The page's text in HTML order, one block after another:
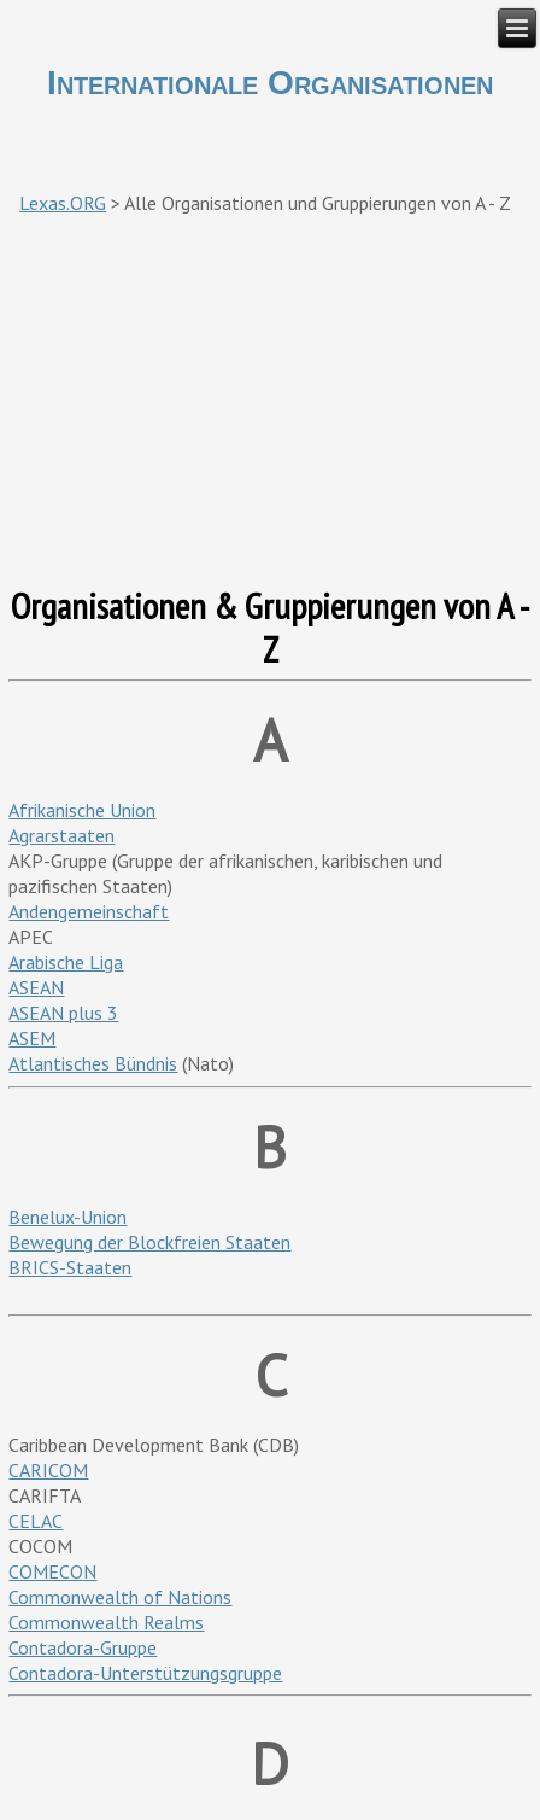
Internationale Organisationen
Lexas.ORG >Alle Organisationen und Gruppierungen von A - Z
Organisationen & Gruppierungen von A -
Z
A
Afrikanische Union
Agrarstaaten
AKP-Gruppe (Gruppe der afrikanischen, karibischen und
pazifischen Staaten)
Andengemeinschaft
APEC
Arabische Liga
ASEAN
ASEAN plus 3
ASEM
Atlantisches Bündnis (Nato)
B
Benelux-Union
Bewegung der Blockfreien Staaten
BRICS-Staaten
C
Caribbean Development Bank (CDB)
CARICOM
CARIFTA
CELAC
COCOM
COMECON
Commonwealth of Nations
Commonwealth Realms
Contadora-Gruppe
Contadora-Unterstützungsgruppe
D